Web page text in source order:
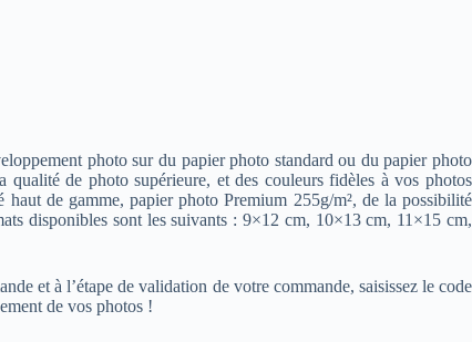
photo sur du papier photo standard ou du papier photo
de photo supérieure, et des couleurs fidèles à vos photos
de gamme, papier photo Premium 255g/m², de la possibilité
disponibles sont les suivants : 9×12 cm, 10×13 cm, 11×15 cm,
et à l’étape de validation de votre commande, saisissez le code
de vos photos !